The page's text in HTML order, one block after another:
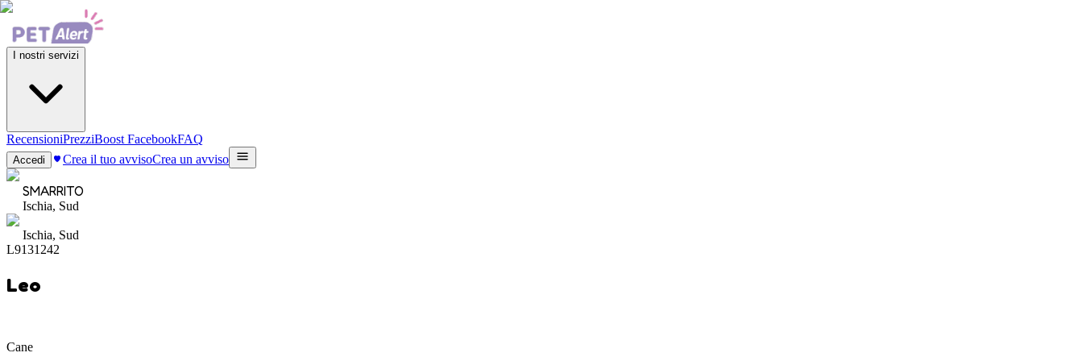
I nostri servizi
RecensioniPrezziBoost FacebookFAQ
Accedi Crea il tuo avvisoCrea un avviso
SMARRITO
Ischia, Sud
Ischia, Sud
L9131242
Leo
Cane